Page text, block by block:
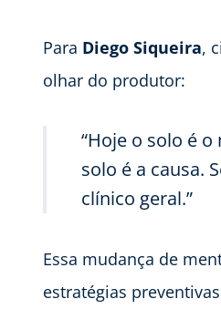
Para Diego Siqueira,
olhar do produtor:
“Hoje o solo é
solo é a causa.
clínico geral.”
Essa mudança de
estratégias